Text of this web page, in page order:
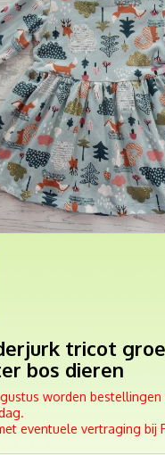
tricot
bos dieren
worden bestellingen
eventuele vertraging bij